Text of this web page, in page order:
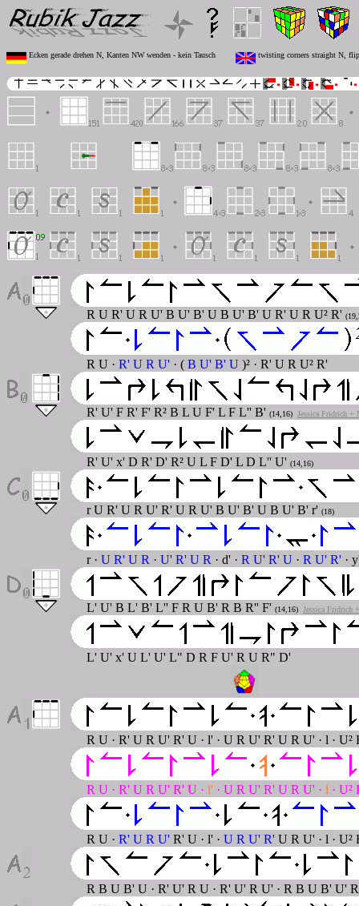
Ecken gerade drehen N, Kanten NW wenden - kein Tausch twisting corners straight N,
R U R' U R U' B U' B' U B U' B' U R' U R U² R'
R U · R' U R U' · ( B U' B' U )² · R' U R U² R'
R' U' F R' F' R² B L U F' L F L'' B' (14,16) Jessica Fridrich +
R' U' x' D R' D' R² U L F D' L D L'' U' (14,16)
r U R' U R U' R' U R U' B U' B' U B U' B' r' (18)
r · U R' U R · U' R' U R · d' · R U' R' U · R U' R' ·
L' U' B L' B' L'' F R U B' R B R'' F' (14,16) Jessica Fridrich
L' U' x' U L' U' L" D R F U' R U R" D'
R U · R' U R U' R' U · l' · U R U' R' U R U' · l · U²
R U · R' U R U' R' U · l' · U R U' R' U R U' · l · U²
R U · R' U R U' R' U · l' · U R U' R' U R U' · l · U²
R B U B' U · R' U' R U · R' U' R U' · R B U B' U'